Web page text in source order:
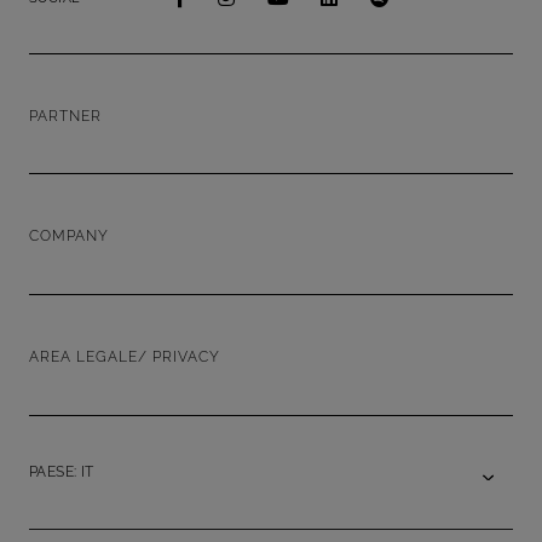
PARTNER
COMPANY
AREA LEGALE/ PRIVACY
PAESE: IT